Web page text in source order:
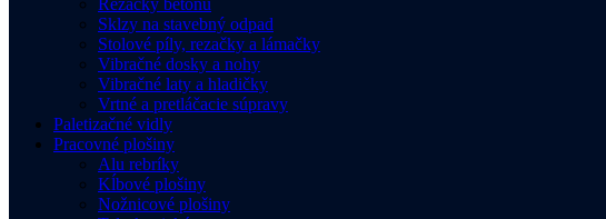
Rezačky betónu
Sklzy na stavebný odpad
Stolové píly, rezačky a lámačky
Vibračné dosky a nohy
Vibračné laty a hladičky
Vrtné a pretláčacie súpravy
Paletizačné vidly
Pracovné plošiny
Alu rebríky
Kĺbové plošiny
Nožnicové plošiny